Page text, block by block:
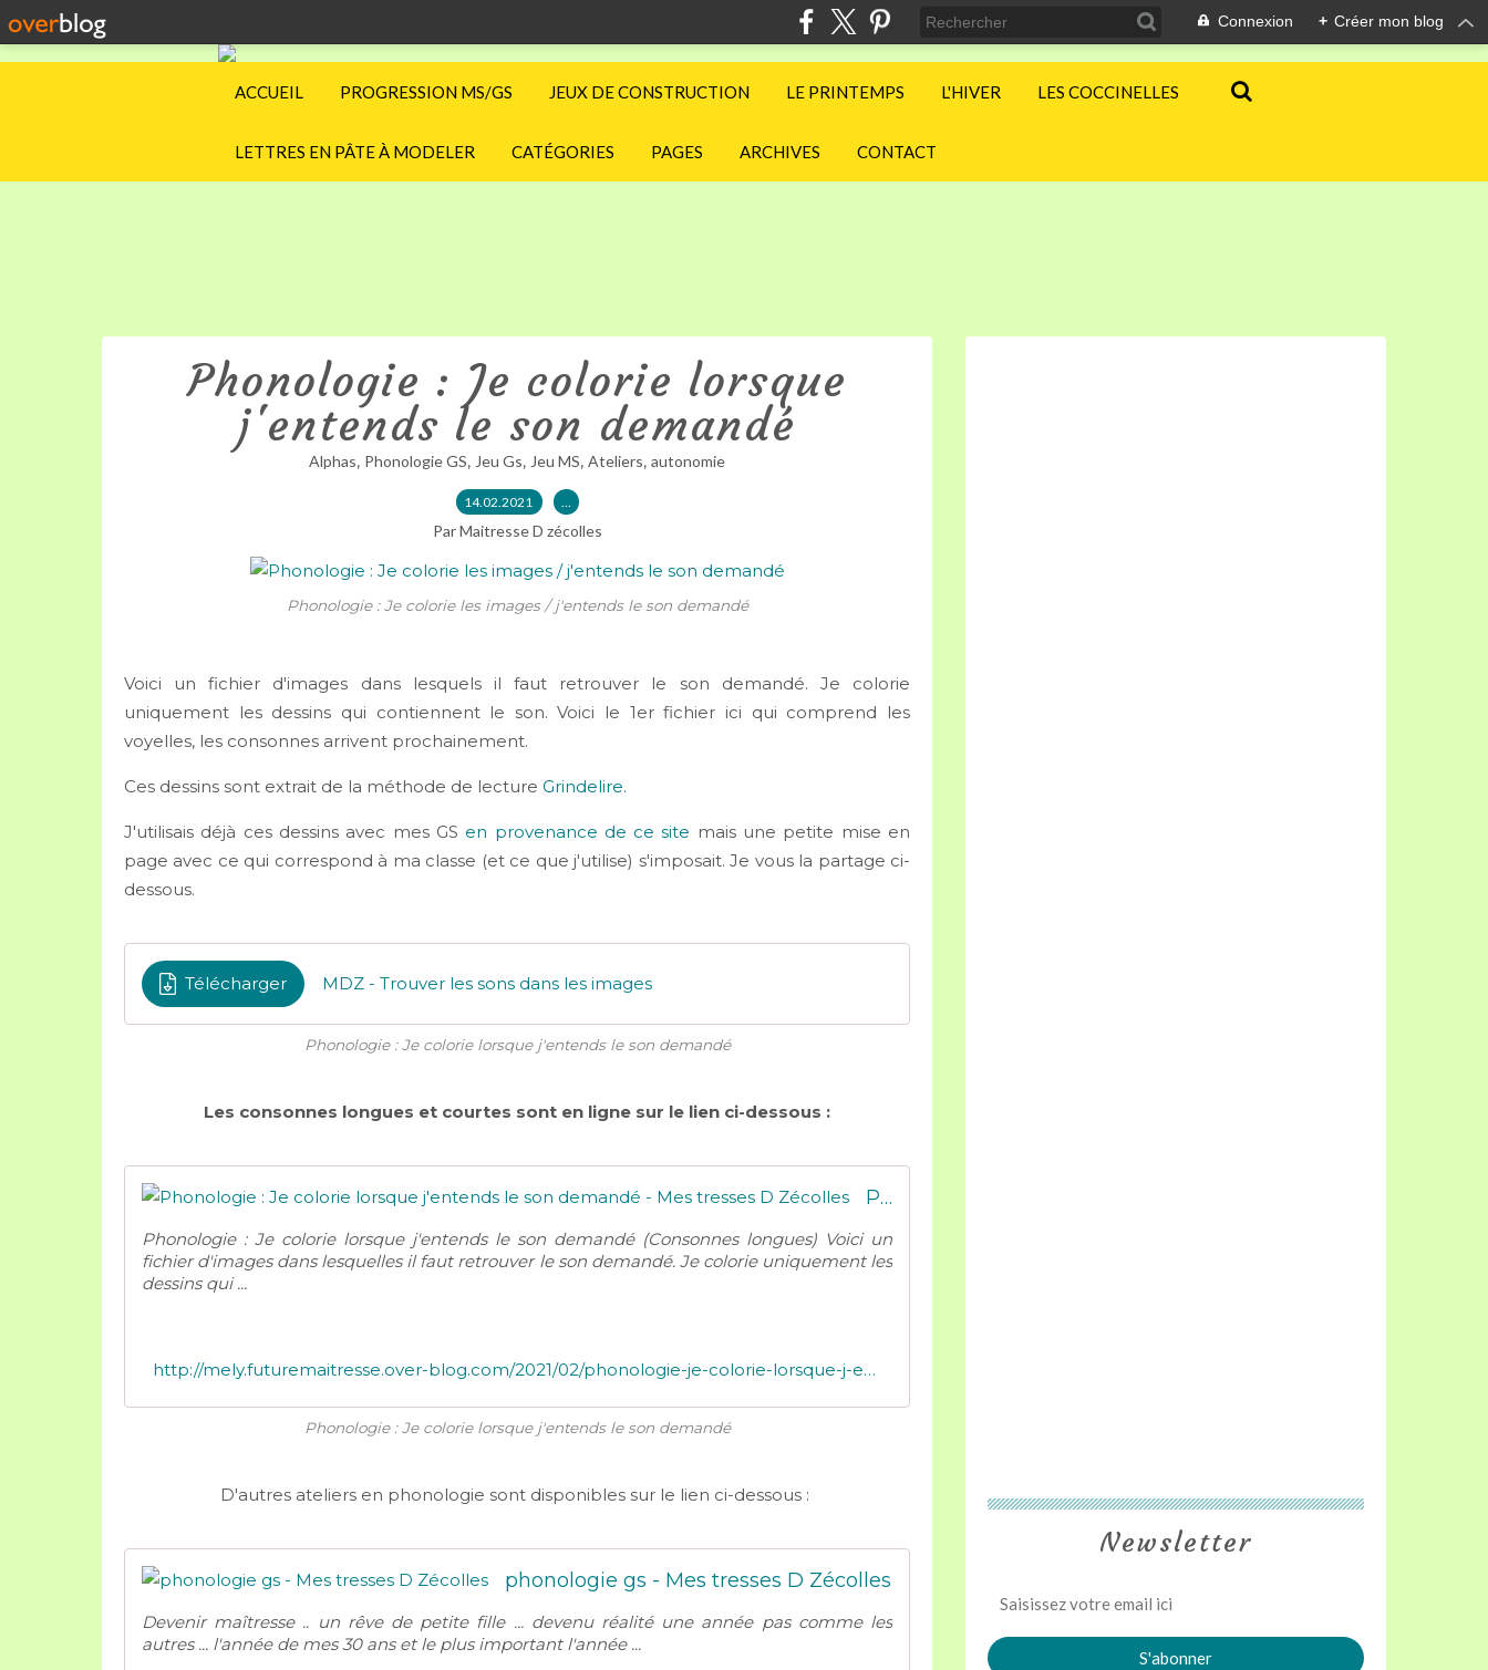
Connexion + Créer mon blog
ACCUEIL PROGRESSION MS/GS JEUX DE CONSTRUCTION LE PRINTEMPS L'HIVER LES COCCINELLES
LETTRES EN PÂTE À MODELER CATÉGORIES PAGES ARCHIVES CONTACT
Phonologie : Je colorie lorsque
j'entends le son demandé
Alphas, Phonologie GS, Jeu Gs, Jeu MS, Ateliers, autonomie
14.02.2021 …
Par Maitresse D zécolles
Phonologie : Je colorie les images / j'entends le son demandé
Voici un fichier d'images dans lesquels il faut retrouver le son demandé. Je colorie
uniquement les dessins qui contiennent le son. Voici le 1er fichier ici qui comprend les
voyelles, les consonnes arrivent prochainement.
Ces dessins sont extrait de la méthode de lecture Grindelire.
J'utilisais déjà ces dessins avec mes GS en provenance de ce site mais une petite mise en
page avec ce qui correspond à ma classe (et ce que j'utilise) s'imposait. Je vous la partage ci-
dessous.
Télécharger MDZ - Trouver les sons dans les images
Phonologie : Je colorie lorsque j'entends le son demandé
Les consonnes longues et courtes sont en ligne sur le lien ci-dessous :
Phonologie : Je colorie lorsque j'entends le son demandé - Mes tresses D Zécolles
Phonologie : Je colorie lorsque j'entends le son demandé (Consonnes longues) Voici un
fichier d'images dans lesquelles il faut retrouver le son demandé. Je colorie uniquement les
dessins qui ...
http://mely.futuremaitresse.over-blog.com/2021/02/phonologie-je-colorie-lorsque-j-entends-le-son-demande-6.html
Phonologie : Je colorie lorsque j'entends le son demandé
D'autres ateliers en phonologie sont disponibles sur le lien ci-dessous :
phonologie gs - Mes tresses D Zécolles
Devenir maîtresse .. un rêve de petite fille ... devenu réalité une année pas comme les
autres ... l'année de mes 30 ans et le plus important l'année ...
Newsletter